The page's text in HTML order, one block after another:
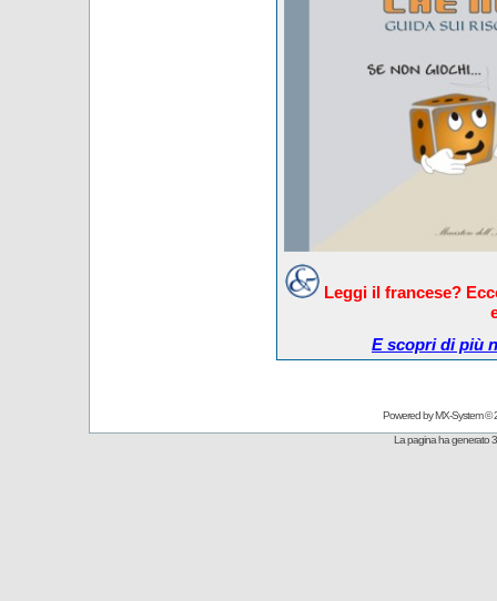
Leggi il francese?
E scopri di più
Powered byMX-System©
La pagina ha generato